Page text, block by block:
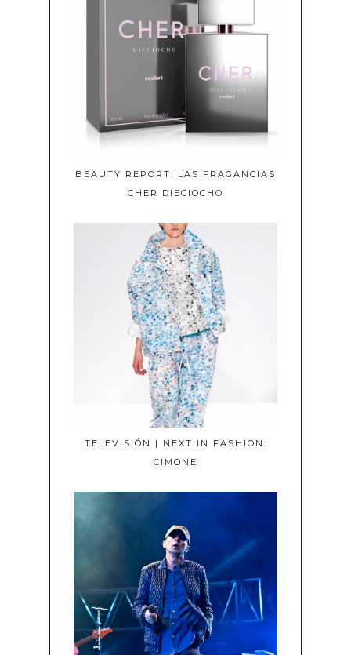
BEAUTY REPORT: LAS FRAGANCIAS
CHER DIECIOCHO
TELEVISIÓN | NEXT IN FASHION:
CIMONE